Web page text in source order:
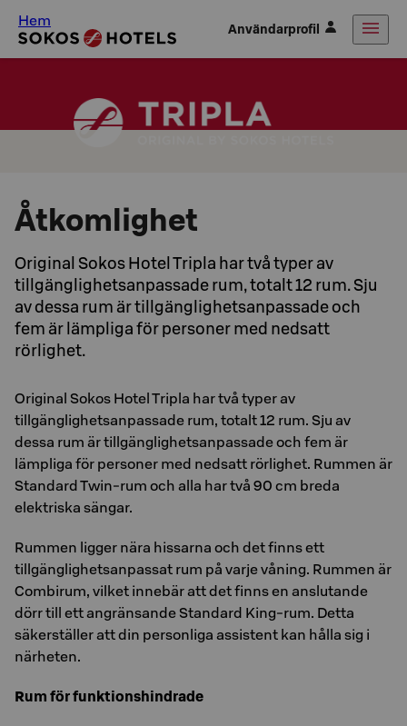
Hem Användarprofil
Åtkomlighet
Original Sokos Hotel Tripla har två typer av
tillgänglighetsanpassade rum, totalt 12 rum. Sju
av dessa rum är tillgänglighetsanpassade och
fem är lämpliga för personer med nedsatt
rörlighet.
Original Sokos Hotel Tripla har två typer av
tillgänglighetsanpassade rum, totalt 12 rum. Sju av
dessa rum är tillgänglighetsanpassade och fem är
lämpliga för personer med nedsatt rörlighet. Rummen är
Standard Twin-rum och alla har två 90 cm breda
elektriska sängar.
Rummen ligger nära hissarna och det finns ett
tillgänglighetsanpassat rum på varje våning. Rummen är
Combirum, vilket innebär att det finns en anslutande
dörr till ett angränsande Standard King-rum. Detta
säkerställer att din personliga assistent kan hålla sig i
närheten.
Rum för funktionshindrade